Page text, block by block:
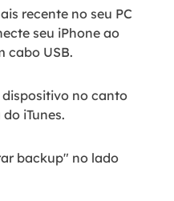
recente no seu PC
seu iPhone ao
cabo USB.
no canto
iTunes.
backup" no lado